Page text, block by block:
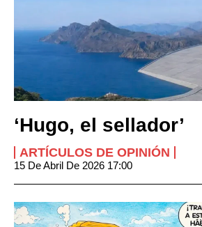
‘Hugo, el sellador’
ARTÍCULOS DE OPINIÓN
15 De Abril De 2026 17:00